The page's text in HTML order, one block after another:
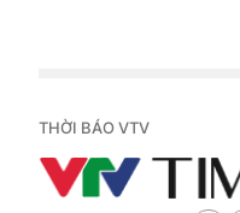
THỜI BÁO VTV